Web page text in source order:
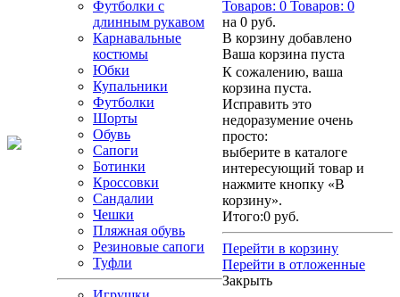
Футболки с
длинным рукавом
Карнавальные
костюмы
Юбки
Купальники
Футболки
Шорты
Обувь
Сапоги
Ботинки
Кроссовки
Сандалии
Чешки
Пляжная обувь
Резиновые сапоги
Туфли
Товаров: 0 Товаров: 0
на 0 руб.
В корзину добавлено
Ваша корзина пуста
К сожалению, ваша
корзина пуста.
Исправить это
недоразумение очень
просто:
выберите в каталоге
интересующий товар и
нажмите кнопку «В
корзину».
Итого:0 руб.
Перейти в корзину
Перейти в отложенные
Закрыть